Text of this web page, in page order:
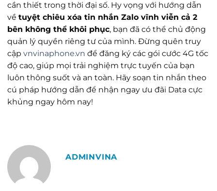
cần thiết trong thời đại số. Hy vọng với hướng dẫn
về tuyệt chiêu xóa tin nhắn Zalo vĩnh viễn cả 2
bên không thể khôi phục, bạn đã có thể chủ động
quản lý quyền riêng tư của mình. Đừng quên truy
cập vnvinaphone.vn để đăng ký các gói cước 4G tốc
độ cao, giúp mọi trải nghiệm trực tuyến của bạn
luôn thông suốt và an toàn. Hãy soạn tin nhắn theo
cú pháp hướng dẫn để nhận ngay ưu đãi Data cực
khủng ngay hôm nay!
ADMINVINA